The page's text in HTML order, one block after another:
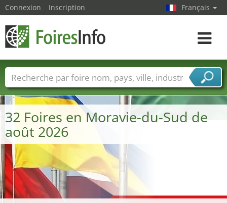
32 Foires en Moravie-du-Sud de
août 2026
Connexion Inscription Français
Toggle
Foire noms Pays Villes
Secteurs de foire
Secteurs du fournisseur de services